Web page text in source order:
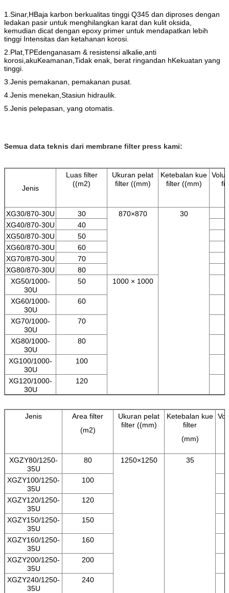
1. Sinar, HBaja karbon berkualitas tinggi Q345 dan diproses dengan
ledakan pasir untuk menghilangkan karat dan kulit oksida,
kemudian dicat dengan epoxy primer untuk mendapatkan lebih
tinggi Intensitas dan ketahanan korosi
2. Plat, TPEdenganasam & resistensi alkalie, anti
korosi akuKeamanan Tidak enak, berat ringandan hKekuatan yang
tinggi
3. Jenis pemakanan, pemakanan pusat.
4. Jenis menekan, Stasiun hidraulik
5. Jenis pelepasan, yang otomatis.
Semua data teknis dari membrane filter press kami:
Jenis
Luas filter
((m2)
Ukuran pelat
filter ((mm)
Ketebalan kue
filter ((mm)
XG30/870-30U 30 870×870 30
XG40/870-30U
40
XG50/870-30U
50
XG60/870-30U
60
XG70/870-30U
70
XG80/870-30U
80
XG50/1000-
30U
50 1000 × 1000
XG60/1000-
30U
60
XG70/1000-
30U
70
XG80/1000-
30U
80
XG100/1000-
30U
100
XG120/1000-
30U
120
Jenis
Area filter
(m2)
Ukuran pelat
filter ((mm)
Ketebalan kue
filter
(mm)
XGZY80/1250-
35U
80 1250×1250 35
XGZY100/1250-
35U
100
XGZY120/1250-
35U
120
XGZY150/1250-
35U
150
XGZY160/1250-
35U
160
XGZY200/1250-
35U
200
XGZY240/1250-
35U
240